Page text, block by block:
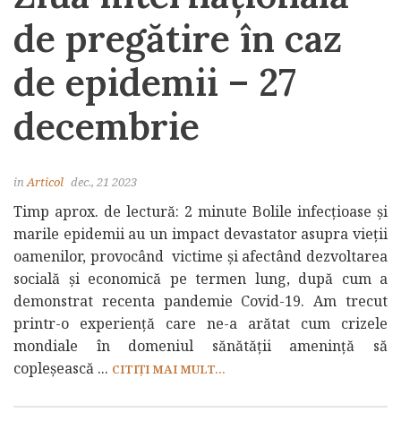
de pregătire în caz
de epidemii – 27
decembrie
inArticol dec., 21 2023
Timp aprox. de lectură: 2 minute Bolile infecțioase și
marile epidemii au un impact devastator asupra vieții
oamenilor, provocând victime și afectând dezvoltarea
socială și economică pe termen lung, după cum a
demonstrat recenta pandemie Covid-19. Am trecut
printr-o experiență care ne-a arătat cum crizele
mondiale în domeniul sănătății amenință să
copleșească ... CITIȚI MAI MULT...